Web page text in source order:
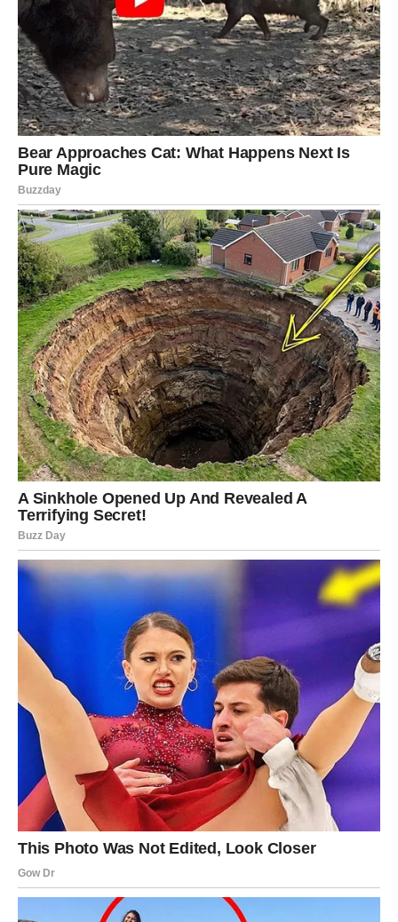
STRIJELAC
SREĆA KONAČNO KUCА NA VAŠA VRATA
Strijelčevi su među najvećim favoritima zvijezda. Posao,
ljubav i privatni život počinju se razvijati mnogo bolje
nego ranije.
Ono što dolazi donosi vam osjećaj da se svaki trud
konačno isplatio.
Poruka zvijezda
Prihvatite sve dobro što vam život šalje.
JARAC
Novo poglavlje
Jarčevi ulaze u fazu stabilnosti i zadovoljstva. Rezultati
rada postaju sve vidljiviji.
Poruka zvijezda
Budite ponosni na svoj put.
VODOLIJA
Novo poglavlje
Neočekivani susret ili događaj mogao bi vam otvoriti vrata
prema nečemu veoma lijepom.
Poruka zvijezda
Ne plašite se promjena.
RIBE